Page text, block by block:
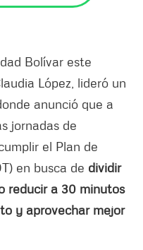
Bolívar este
López, lideró un
anunció que a
jornadas de
el Plan de
en busca de dividir
reducir a 30 minutos
y aprovechar mejor